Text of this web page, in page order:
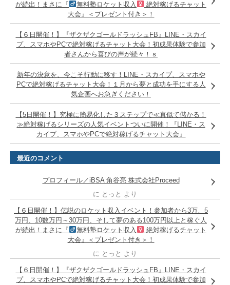
が続出！まさに『
無料塾ロケット収入
絶対稼げるチャット
大会』＜プレゼント付き＞！
【６日開催！】『ザクザクゴールドラッシュFB』LINE・スカイ
プ、スマホやPCで絶対稼げるチャット大会！初成果体験で参加
者さんから喜びの声が続々！ｓ
新年の決意を、今こそ行動に移す！LINE・スカイプ、スマホや
PCで絶対稼げるチャット大会！１月から夢と成功を手にする人
気企画へお急ぎください！
【5日開催！】究極に簡易化した３ステップで≪真似て儲かる！
≫絶対稼げるシリーズの人気イベントついに開催！『LINE・ス
カイプ、スマホやPCで絶対稼げるチャット大会』
最近のコメント
プロフィール／iBSA 角谷亮 株式会社Proceed
に とっと より
【６日開催！】伝説のロケット収入イベント！参加者から3万、5
万円、10数万円～30万円、そして夢のある100万円以上と稼ぐ人
が続出！まさに『
無料塾ロケット収入
絶対稼げるチャット
大会』＜プレゼント付き＞！
に とっと より
【６日開催！】『ザクザクゴールドラッシュFB』LINE・スカイ
プ、スマホやPCで絶対稼げるチャット大会！初成果体験で参加